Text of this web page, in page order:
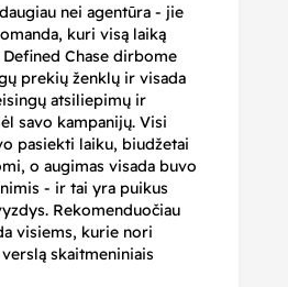
nei agentūra - jie
kuri visą laiką
Chase dirbome
prekių ženklų ir visada
atsiliepimų ir
savo kampanijų. Visi
pasiekti laiku, biudžetai
o augimas visada buvo
- ir tai yra puikus
Rekomenduočiau
visiems, kurie nori
skaitmeniniais